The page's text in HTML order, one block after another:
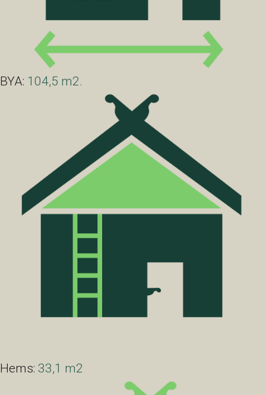
BYA: 104,5 m2.
Hems: 33,1 m2